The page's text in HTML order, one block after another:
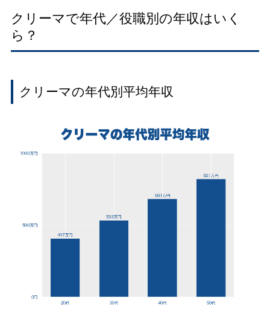
クリーマで年代／役職別の年収はいく
ら？
クリーマの年代別平均年収